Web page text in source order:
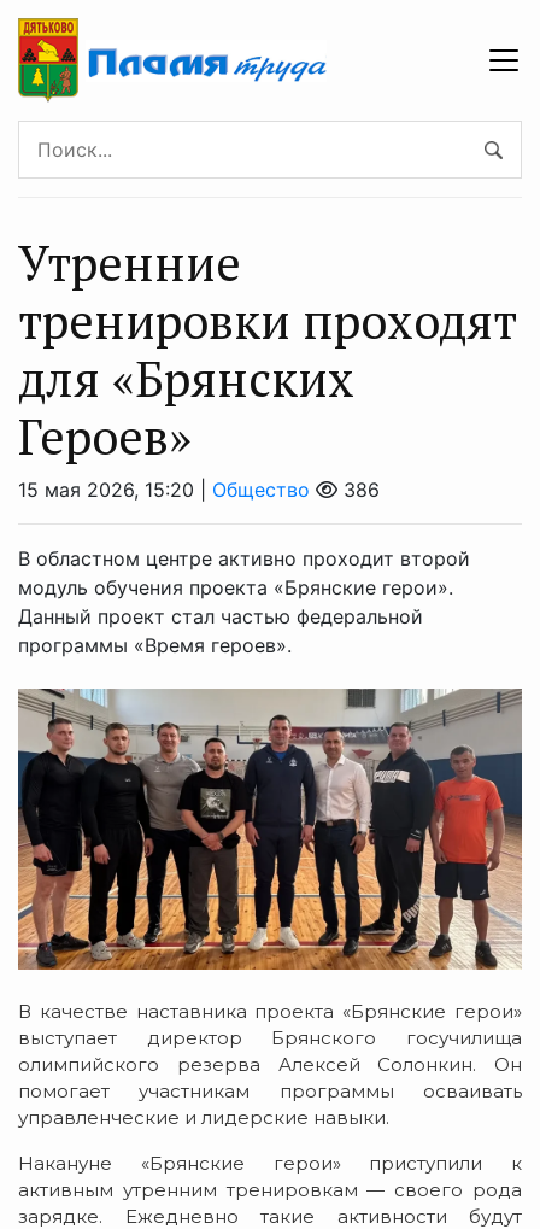
Утренние
тренировки проходят
для «Брянских
Героев»
15 мая 2026, 15:20 | Общество 386
В областном центре активно проходит второй
модуль обучения проекта «Брянские герои».
Данный проект стал частью федеральной
программы «Время героев».
В качестве наставника проекта «Брянские герои»
выступает директор Брянского госучилища
олимпийского резерва Алексей Солонкин. Он
помогает участникам программы осваивать
управленческие и лидерские навыки.
Накануне «Брянские герои» приступили к
активным утренним тренировкам — своего рода
зарядке. Ежедневно такие активности будут